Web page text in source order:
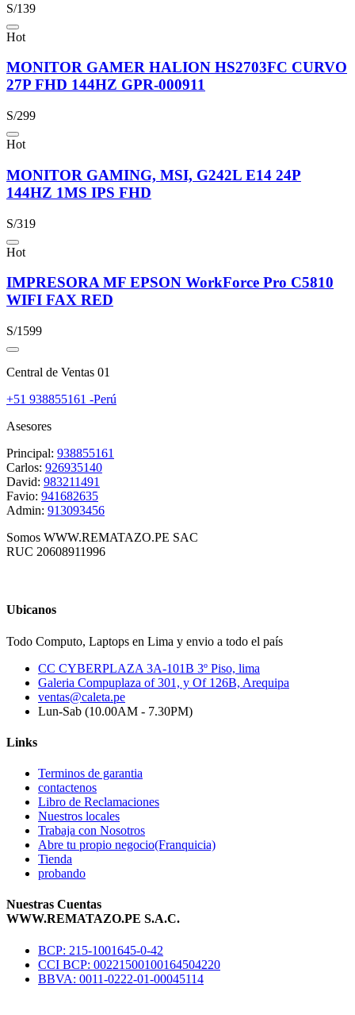
S/139
Hot
MONITOR GAMER HALION HS2703FC CURVO
27P FHD 144HZ GPR-000911
S/299
Hot
MONITOR GAMING, MSI, G242L E14 24P
144HZ 1MS IPS FHD
S/319
Hot
IMPRESORA MF EPSON WorkForce Pro C5810
WIFI FAX RED
S/1599
Central de Ventas 01
+51 938855161 -Perú
Asesores
Principal: 938855161
Carlos: 926935140
David: 983211491
Favio: 941682635
Admin: 913093456
Somos WWW.REMATAZO.PE SAC
RUC 20608911996
Ubicanos
Todo Computo, Laptops en Lima y envio a todo el país
CC CYBERPLAZA 3A-101B 3º Piso, lima
Galeria Compuplaza of 301, y Of 126B, Arequipa
ventas@caleta.pe
Lun-Sab (10.00AM - 7.30PM)
Links
Terminos de garantia
contactenos
Libro de Reclamaciones
Nuestros locales
Trabaja con Nosotros
Abre tu propio negocio(Franquicia)
Tienda
probando
Nuestras Cuentas
WWW.REMATAZO.PE S.A.C.
BCP: 215-1001645-0-42
CCI BCP: 00221500100164504220
BBVA: 0011-0222-01-00045114